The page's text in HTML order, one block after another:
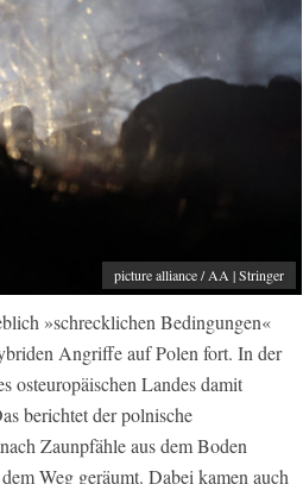
picture alliance / AA | Stringer
»schrecklichen Bedingungen«
Angriffe auf Polen fort. In der
osteuropäischen Landes damit
berichtet der polnische
Zaunpfähle aus dem Boden
Weg geräumt. Dabei kamen auch